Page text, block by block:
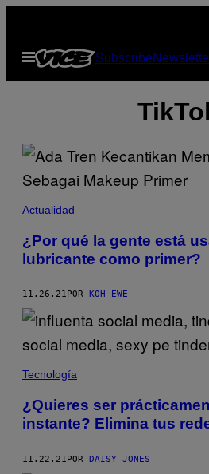
contenido
Abrir
Menú
Subscribe
Actualidad
¿Por qué la gente está
lubricante como primer?
11.26.21 POR KOH EWE
Tecnología
¿Quieres ser
instante? Elimina tus
11.22.21POR DAISY JONES